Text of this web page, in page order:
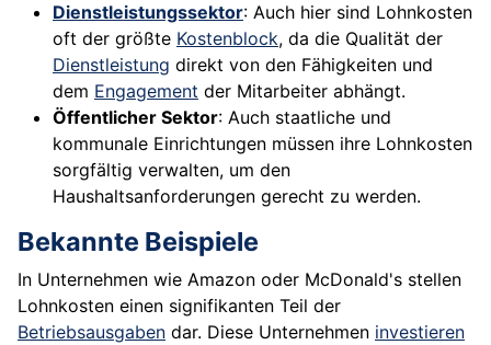
Dienstleistungssektor: Auch hier sind Lohnkosten
oft der größte Kostenblock, da die Qualität der
Dienstleistung direkt von den Fähigkeiten und
dem Engagement der Mitarbeiter abhängt.
Öffentlicher Sektor: Auch staatliche und
kommunale Einrichtungen müssen ihre Lohnkosten
sorgfältig verwalten, um den
Haushaltsanforderungen gerecht zu werden.
Bekannte Beispiele
In Unternehmen wie Amazon oder McDonald's stellen
Lohnkosten einen signifikanten Teil der
Betriebsausgaben dar. Diese Unternehmen investieren